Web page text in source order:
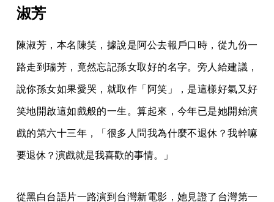
淑芳
陳淑芳，本名陳笑，據說是阿公去報戶口時，從九份一
路走到瑞芳，竟然忘記孫女取好的名字。旁人給建議，
說你孫女如果愛哭，就取作「阿笑」，是這樣好氣又好
笑地開啟這如戲般的一生。算起來，今年已是她開始演
戲的第六十三年，「很多人問我為什麼不退休？我幹嘛
要退休？演戲就是我喜歡的事情。」
從黑白台語片一路演到台灣新電影，她見證了台灣第一